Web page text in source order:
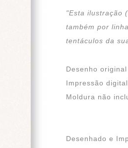
"Esta ilustração
também por
tentáculos da
Desenho
Impressão
Moldura não
Desenhado e